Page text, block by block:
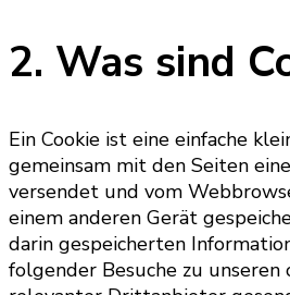
2. Was sind
Ein Cookie ist eine einfache
gemeinsam mit den Seiten
versendet und vom
einem anderen Gerät
darin gespeicherten
folgender Besuche zu unseren